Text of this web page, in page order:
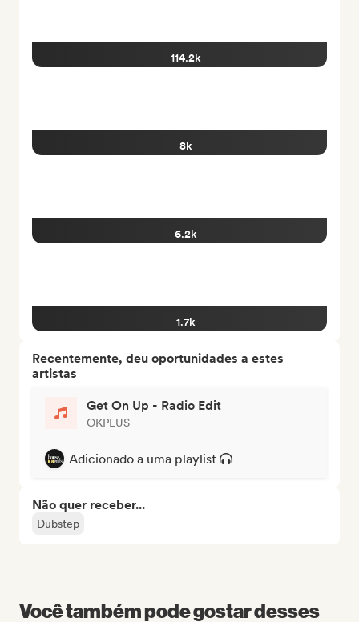
114.2k
8k
6.2k
1.7k
Recentemente, deu oportunidades a estes
artistas
Get On Up - Radio Edit
OKPLUS
Adicionado a uma playlist
Não quer receber...
Dubstep
Você também pode gostar desses